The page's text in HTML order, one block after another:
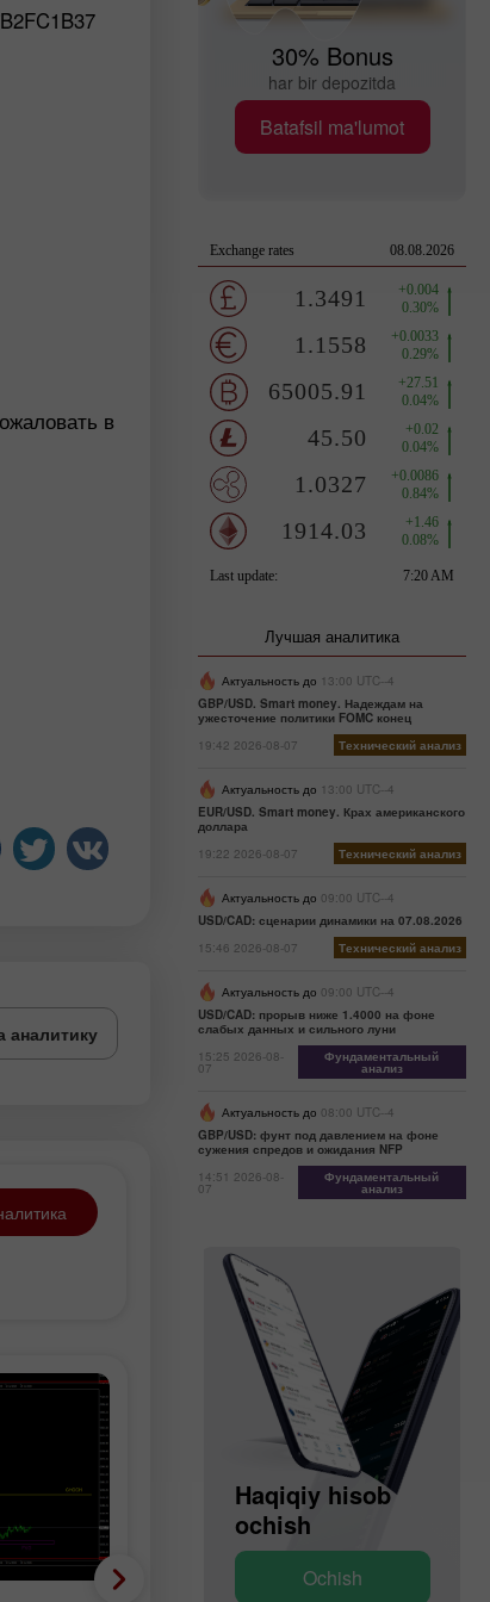
в
аналитику
30% Bonus
har bir depozitda
Batafsil ma'lumot
Лучшая аналитика
Актуальность до 13:00 UTC--4
GBP/USD. Smart money. Надеждам на
ужесточение политики FOMC конец
19:42 2026-08-07
Технический анализ
Актуальность до 13:00 UTC--4
EUR/USD. Smart money. Крах американского
доллара
19:22 2026-08-07
Технический анализ
Актуальность до 09:00 UTC--4
USD/CAD: сценарии динамики на 07.08.2026
15:46 2026-08-07
Технический анализ
Актуальность до 09:00 UTC--4
USD/CAD: прорыв ниже 1.4000 на фоне
слабых данных и сильного луни
15:25 2026-08-
07
Фундаментальный
анализ
Актуальность до 08:00 UTC--4
GBP/USD: фунт под давлением на фоне
сужения спредов и ожидания NFP
14:51 2026-08-
07
Фундаментальный
анализ
hisob
Ochish
Haqiqiy hisob
ochish
Ochish